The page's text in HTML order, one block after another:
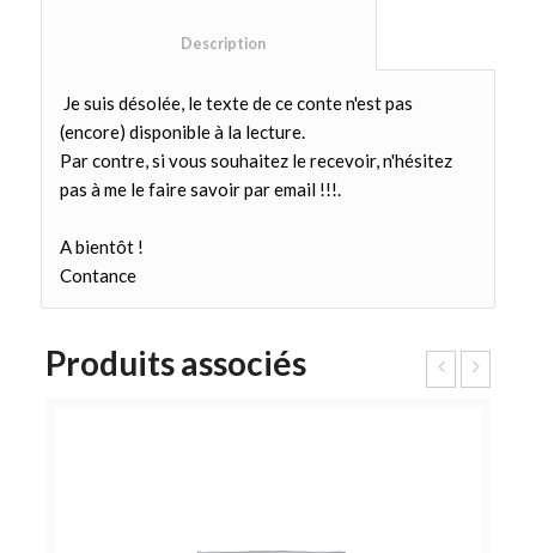
						Description
Je suis désolée, le texte de ce conte n'est pas
(encore) disponible à la lecture.
Par contre, si vous souhaitez le recevoir, n'hésitez
pas à me le faire savoir par email !!!.
A bientôt !
Contance
Produits associés